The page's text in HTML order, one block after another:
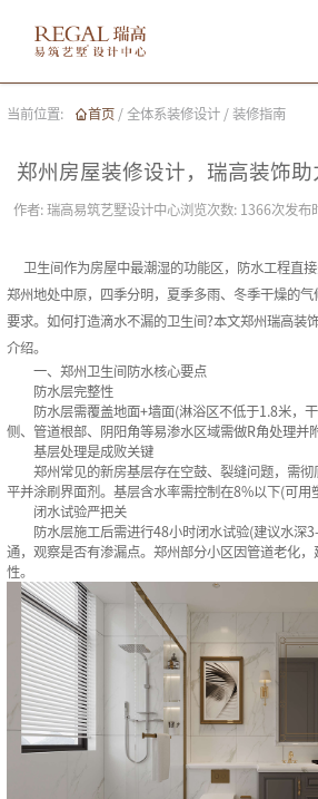
当前位置: 首页 / 全体系装修设计 / 装修指南
郑州房屋装修设计，瑞高装饰
作者: 瑞高易筑艺墅设计中心浏览次数: 1366次发布
卫生间作为房屋中最潮湿的功能区，防水工程直
郑州地处中原，四季分明，夏季多雨、冬季干燥的
要求。如何打造滴水不漏的卫生间?本文郑州瑞高装
介绍。
一、郑州卫生间防水核心要点‌
防水层完整性‌
防水层需覆盖地面+墙面(淋浴区不低于1.8米，干
侧、管道根部、阴阳角等易渗水区域需做R角处理并
基层处理是成败关键‌
郑州常见的新房基层存在空鼓、裂缝问题，需彻
平并涂刷界面剂。基层含水率需控制在8%以下(可用
闭水试验严把关‌
防水层施工后需进行48小时闭水试验(建议水深
通，观察是否有渗漏点。郑州部分小区因管道老化
性。